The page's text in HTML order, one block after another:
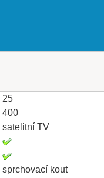
25
400
satelitní TV
sprchovací kout